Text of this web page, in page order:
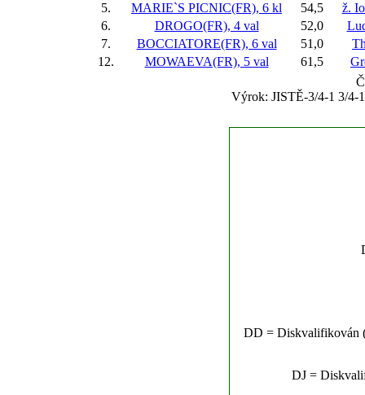
5.
MARIE`S PICNIC(FR), 6 kl 54,5
ž.
6.
DROGO(FR), 4 val 52,0
7.
BOCCIATORE(FR), 6 val 51,0
12.
MOWAEVA(FR), 5 val 61,5
Výrok: JISTĚ-3/4-1 3/4-
DD = Diskvalifikován
DJ =